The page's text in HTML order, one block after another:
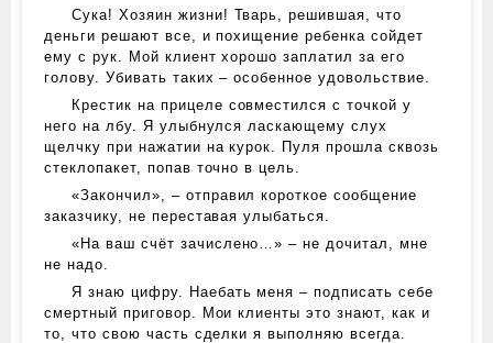
Сука! Хозяин жизни! Тварь, решившая, что
деньги решают все, и похищение ребенка сойдет
ему с рук. Мой клиент хорошо заплатил за его
голову. Убивать таких – особенное удовольствие.
Крестик на прицеле совместился с точкой у
него на лбу. Я улыбнулся ласкающему слух
щелчку при нажатии на курок. Пуля прошла сквозь
стеклопакет, попав точно в цель.
«Закончил», – отправил короткое сообщение
заказчику, не переставая улыбаться.
«На ваш счёт зачислено…» – не дочитал, мне
не надо.
Я знаю цифру. Наебать меня – подписать себе
смертный приговор. Мои клиенты это знают, как и
то, что свою часть сделки я выполняю всегда.